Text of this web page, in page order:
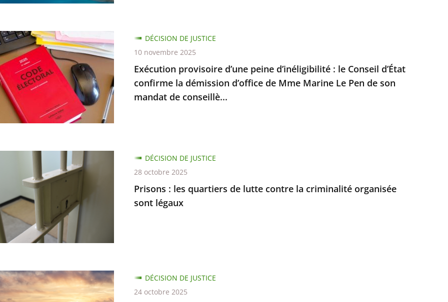
Exécution provisoire d’une peine d’inéligibilité : le Conseil d’État
confirme la démission d’office de Mme Marine Le Pen de son
mandat de conseillè...
DÉCISION DE JUSTICE
10 novembre 2025
Prisons : les quartiers de lutte contre la criminalité organisée
sont légaux
DÉCISION DE JUSTICE
28 octobre 2025
DÉCISION DE JUSTICE
24 octobre 2025